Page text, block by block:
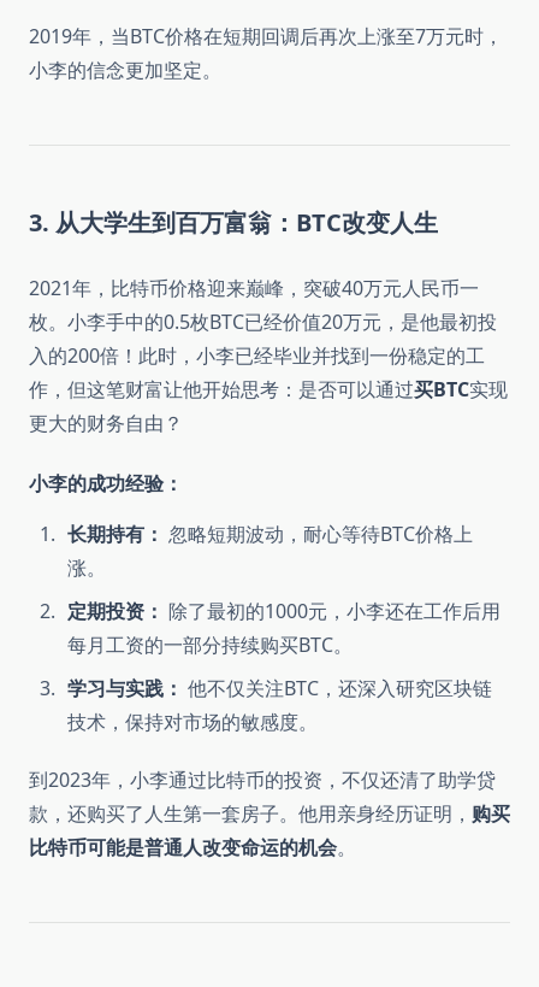
2019年，当BTC价格在短期回调后再次上涨至7万元时，
小李的信念更加坚定。
3. 从大学生到百万富翁：BTC改变人生
2021年，比特币价格迎来巅峰，突破40万元人民币一
枚。小李手中的0.5枚BTC已经价值20万元，是他最初投
入的200倍！此时，小李已经毕业并找到一份稳定的工
作，但这笔财富让他开始思考：是否可以通过买BTC实现
更大的财务自由？
小李的成功经验：
长期持有： 忽略短期波动，耐心等待BTC价格上
涨。
定期投资： 除了最初的1000元，小李还在工作后用
每月工资的一部分持续购买BTC。
学习与实践： 他不仅关注BTC，还深入研究区块链
技术，保持对市场的敏感度。
到2023年，小李通过比特币的投资，不仅还清了助学贷
款，还购买了人生第一套房子。他用亲身经历证明， 购买
比特币可能是普通人改变命运的机会。